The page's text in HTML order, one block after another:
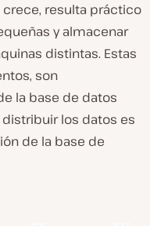
resulta práctico
y almacenar
distintas. Estas
son
la base de datos
los datos es
de la base de